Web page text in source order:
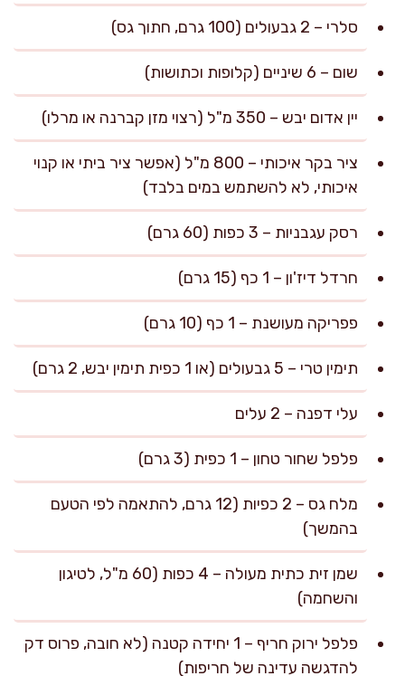
סלרי – 2 גבעולים (100 גרם, חתוך גס)
שום – 6 שיניים (קלופות וכתושות)
יין אדום יבש – 350 מ"ל (רצוי מזן קברנה או מרלו)
ציר בקר איכותי – 800 מ"ל (אפשר ציר ביתי או קנוי
איכותי, לא להשתמש במים בלבד)
רסק עגבניות – 3 כפות (60 גרם)
חרדל דיז'ון – 1 כף (15 גרם)
פפריקה מעושנת – 1 כף (10 גרם)
תימין טרי – 5 גבעולים (או 1 כפית תימין יבש, 2 גרם)
עלי דפנה – 2 עלים
פלפל שחור טחון – 1 כפית (3 גרם)
מלח גס – 2 כפיות (12 גרם, להתאמה לפי הטעם
בהמשך)
שמן זית כתית מעולה – 4 כפות (60 מ"ל, לטיגון
והשחמה)
פלפל ירוק חריף – 1 יחידה קטנה (לא חובה, פרוס דק
להדגשה עדינה של חריפות)